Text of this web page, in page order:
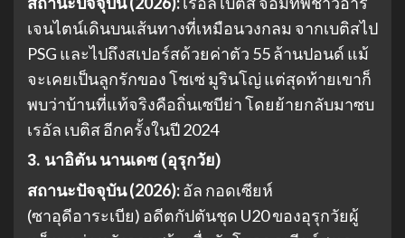
เจนไตน์เดินบนเส้นทางที่เหมือนวงกลม จากเบติสไป
PSG และไปถึงสเปอร์สด้วยค่าตัว 55 ล้านปอนด์ แม้
จะเคยเป็นลูกรักของ โชเซ่ มูรินโญ่ แต่สุดท้ายเขาก็
พบว่าบ้านที่แท้จริงคือถิ่นเซบีย่า โดยย้ายกลับมาซบ
เรอัล เบติส อีกครั้งในปี 2024
3. นาอิตัน นานเดซ (อุรุกวัย)
สถานะปัจจุบัน (2026):อัล กอดเซียห์
(ซาอุดีอาระเบีย) อดีตกัปตันชุด U20 ของอุรุกวัยผู้